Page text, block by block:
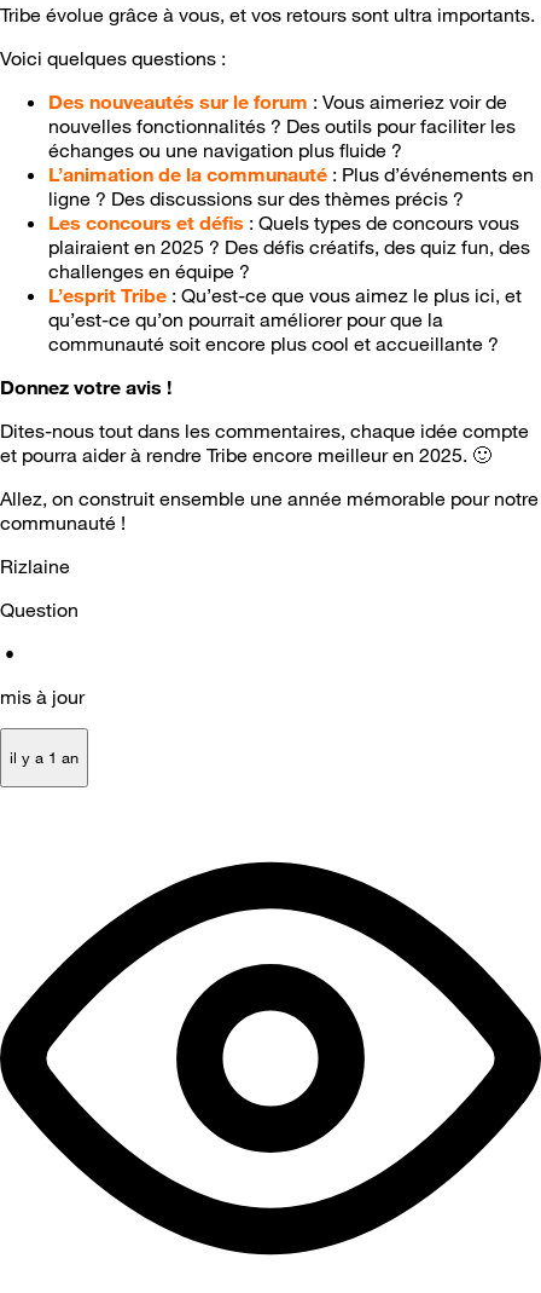
Tribe évolue grâce à vous, et vos retours sont ultra importants.
Voici quelques questions :
Des nouveautés sur le forum : Vous aimeriez voir de
nouvelles fonctionnalités ? Des outils pour faciliter les
échanges ou une navigation plus fluide ?
L’animation de la communauté : Plus d’événements en
ligne ? Des discussions sur des thèmes précis ?
Les concours et défis : Quels types de concours vous
plairaient en 2025 ? Des défis créatifs, des quiz fun, des
challenges en équipe ?
L’esprit Tribe : Qu’est-ce que vous aimez le plus ici, et
qu’est-ce qu’on pourrait améliorer pour que la
communauté soit encore plus cool et accueillante ?
Donnez votre avis !
Dites-nous tout dans les commentaires, chaque idée compte
et pourra aider à rendre Tribe encore meilleur en 2025. 🙂
Allez, on construit ensemble une année mémorable pour notre
communauté !
Rizlaine
Question
•
mis à jour
il y a 1 an